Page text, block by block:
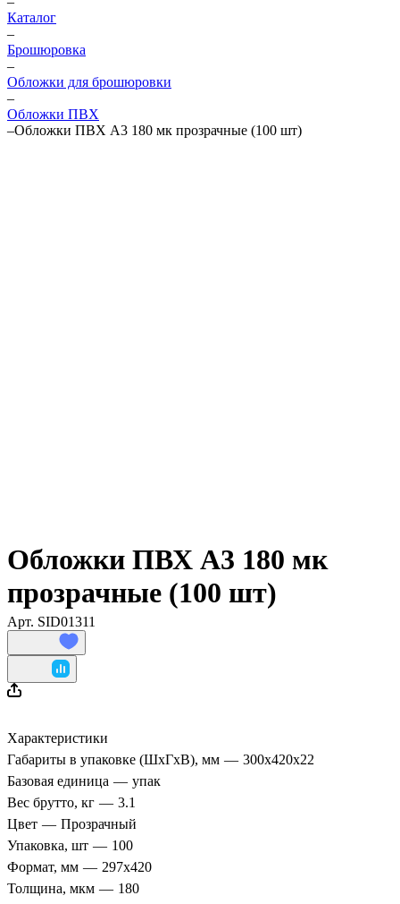
Каталог
–
Брошюровка
–
Обложки для брошюровки
–
Обложки ПВХ
–Обложки ПВХ А3 180 мк прозрачные (100 шт)
Обложки ПВХ А3 180 мк
прозрачные (100 шт)
Арт. SID01311
Характеристики
Габариты в упаковке (ШхГхВ), мм — 300х420х22
Базовая единица — упак
Вес брутто, кг — 3.1
Цвет — Прозрачный
Упаковка, шт — 100
Формат, мм — 297х420
Толщина, мкм — 180